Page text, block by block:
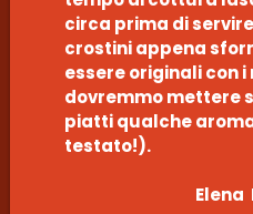
circa prima di
crostini appena
essere originali con
dovremmo mettere
piatti qualche
testato!).
Elena